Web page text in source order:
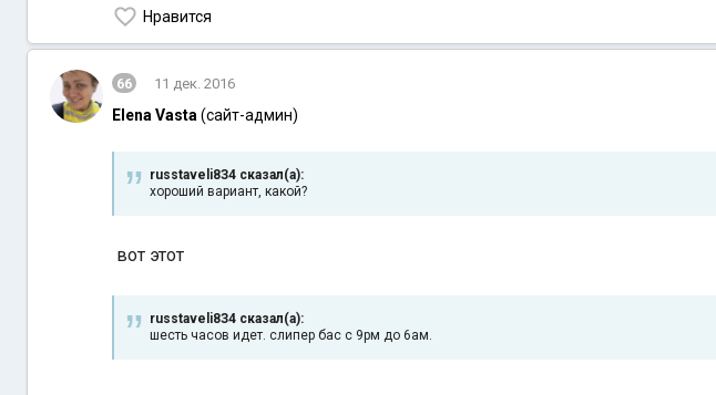
Нравится
66 11 дек. 2016
Elena Vasta (сайт-админ)
russtaveli8З4 сказал(а):
хороший вариант, какой?
вот этот
russtaveli8З4 сказал(а):
шесть часов идет. слипер бас с 9рм до 6ам.